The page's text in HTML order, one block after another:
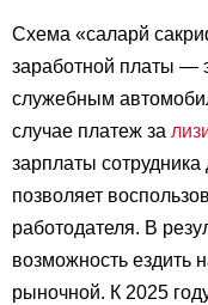
Схема «саларй
заработной платы —
служебным
случае платеж за
зарплаты
позволяет
работодателя. В
возможность ездить
рыночной. К 2025